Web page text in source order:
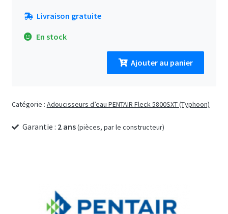
Livraison gratuite
En stock
d’eau
Fleck
Ajouter au panier
Catégorie : Adoucisseurs d’eau PENTAIR Fleck 5800SXT (Typhoon)
Garantie : 2 ans(pièces, par le constructeur)